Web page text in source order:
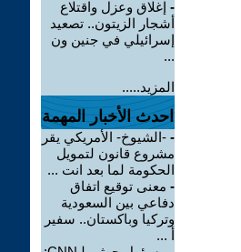
- إغلاق وعزل واقتلاع
أشجار الزيتون.. تصعيد
إسرائيلي في جنين ون
...
المزيد.....
احدث الأخبار المهمة
- -الشيوخ- الأمريكي يقر
مشروع قانون لتمويل
الحكومة لما بعد انت ...
- معنى توقيع اتفاق
دفاعي بين السعودية
وتركيا وباكستان.. سفير
أ ...